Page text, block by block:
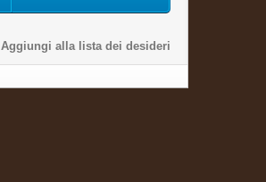
Aggiungi alla lista dei desideri